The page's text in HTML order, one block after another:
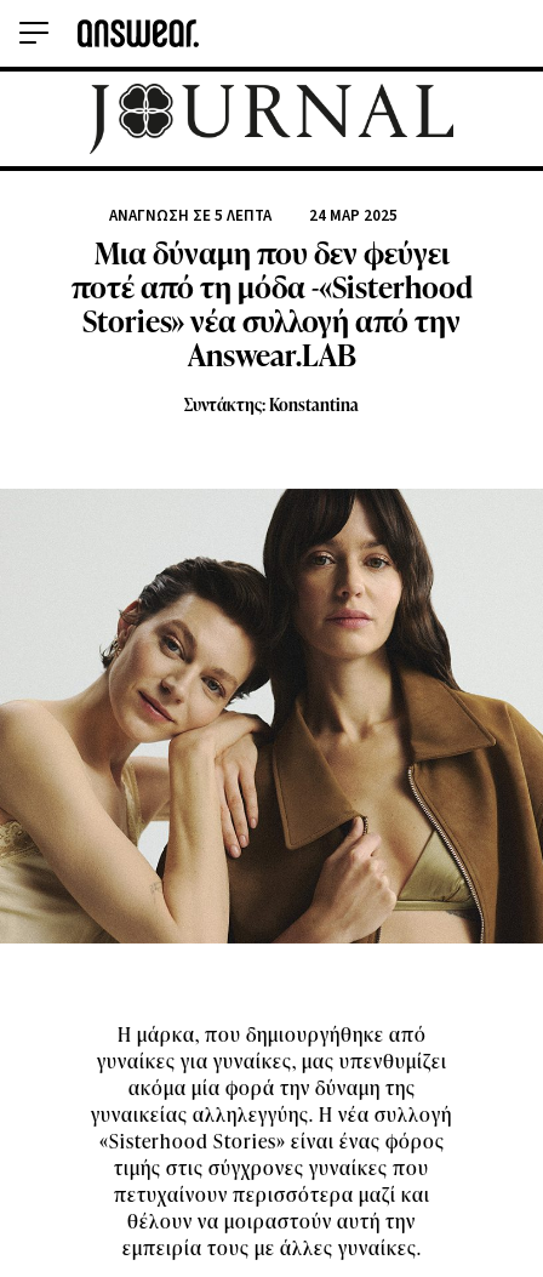
ΑΝΆΓΝΩΣΗ ΣΕ5 ΛΕΠΤΆ 24 ΜΑΡ 2025
Μια δύναμη που δεν φεύγει
ποτέ από τη μόδα -«Sisterhood
Stories» νέα συλλογή από την
Answear.LAB
Συντάκτης: Konstantina
Η μάρκα, που δημιουργήθηκε από
γυναίκες για γυναίκες, μας υπενθυμίζει
ακόμα μία φορά την δύναμη της
γυναικείας αλληλεγγύης. Η νέα συλλογή
«Sisterhood Stories» είναι ένας φόρος
τιμής στις σύγχρονες γυναίκες που
πετυχαίνουν περισσότερα μαζί και
θέλουν να μοιραστούν αυτή την
εμπειρία τους με άλλες γυναίκες.